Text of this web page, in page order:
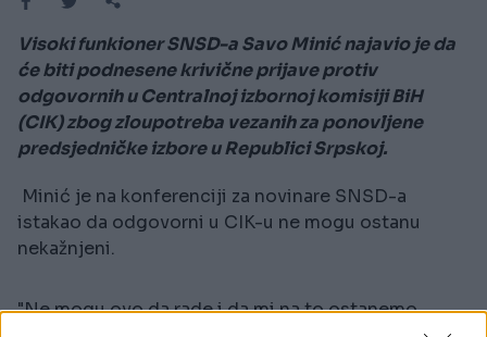
Visoki funkioner SNSD-a Savo Minić najavio je da
će biti podnesene krivične prijave protiv
odgovornih u Centralnoj izbornoj komisiji BiH
(CIK) zbog zloupotreba vezanih za ponovljene
predsjedničke izbore u Republici Srpskoj.
Minić je na konferenciji za novinare SNSD-a
istakao da odgovorni u CIK-u ne mogu ostanu
nekažnjeni.
"Ne mogu ovo da rade i da mi na to ostanemo